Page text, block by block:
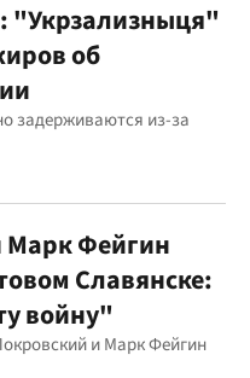
"Укрзализныця"
об
задерживаются из-за
Марк Фейгин
Славянске:
войну"
и Марк Фейгин